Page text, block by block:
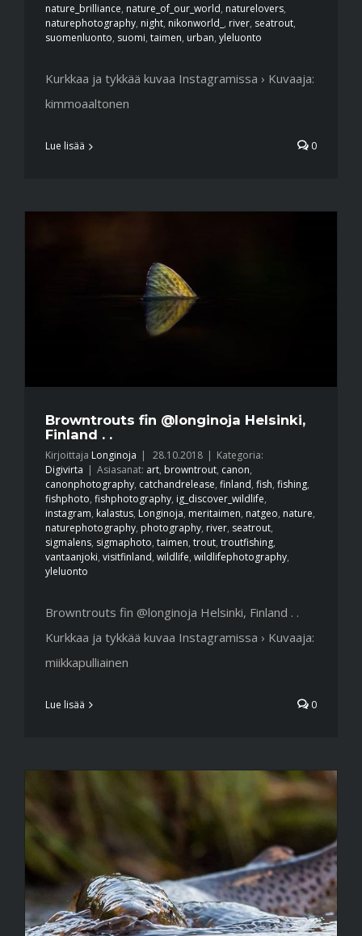
nature_brilliance, nature_of_our_world, naturelovers,
naturephotography, night, nikonworld_ , river, seatrout,
suomenluonto, suomi, taimen, urban, yleluonto
Kurkkaa ja tykkää kuvaa Instagramissa › Kuvaaja:
kimmoaaltonen
Lue lisää 0
Browntrouts fin @longinoja Helsinki,
Finland . .
Kirjoittaja Longinoja | 28.10.2018 | Kategoria:
Digivirta | Asiasanat: art, browntrout, canon,
canonphotography, catchandrelease, finland, fish, fishing,
fishphoto, fishphotography, ig_discover_wildlife,
instagram, kalastus, Longinoja, meritaimen, natgeo, nature,
naturephotography, photography, river, seatrout,
sigmalens, sigmaphoto, taimen, trout, troutfishing,
vantaanjoki, visitfinland, wildlife, wildlifephotography,
yleluonto
Browntrouts fin @longinoja Helsinki, Finland . .
Kurkkaa ja tykkää kuvaa Instagramissa › Kuvaaja:
miikkapulliainen
Lue lisää 0